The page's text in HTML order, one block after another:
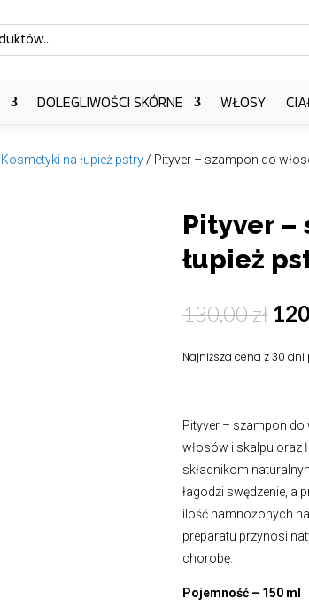
DOLEGLIWOŚCI SKÓRNE WŁOSY
Kosmetyki na łupież pstry / Pityver – szampon do
Pityver –
łupież
130,00zł
Najniższa cena z 30
Pityver – szampon
włosów i skalpu oraz
składnikom
łagodzi swędzenie, a
ilość namnożonych
preparatu przynosi
chorobę.
Pojemność – 150 ml